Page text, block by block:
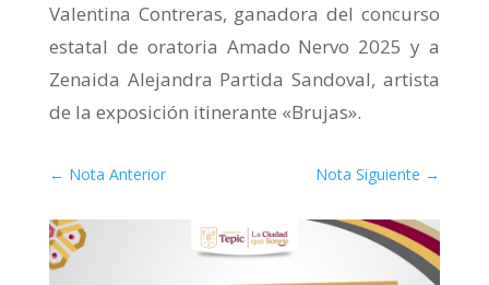
Valentina Contreras, ganadora del concurso
estatal de oratoria Amado Nervo 2025 y a
Zenaida Alejandra Partida Sandoval, artista
de la exposición itinerante «Brujas».
← Nota Anterior Nota Siguiente →